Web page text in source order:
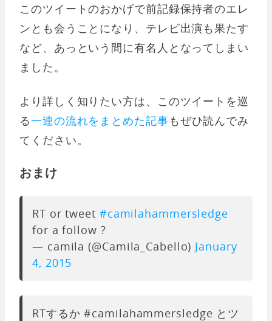
このツイートのおかげで前記録保持者のエレ
ンとも会うことになり、テレビ出演も果たす
など、あっという間に有名人となってしまい
ました。
より詳しく知りたい方は、このツイートを巡
る一連の流れをまとめた記事もぜひ読んでみ
てください。
おまけ
RT or tweet #camilahammersledge
for a follow ?
— camila (@Camila_Cabello) January
4, 2015
RTするか #camilahammersledge とツ